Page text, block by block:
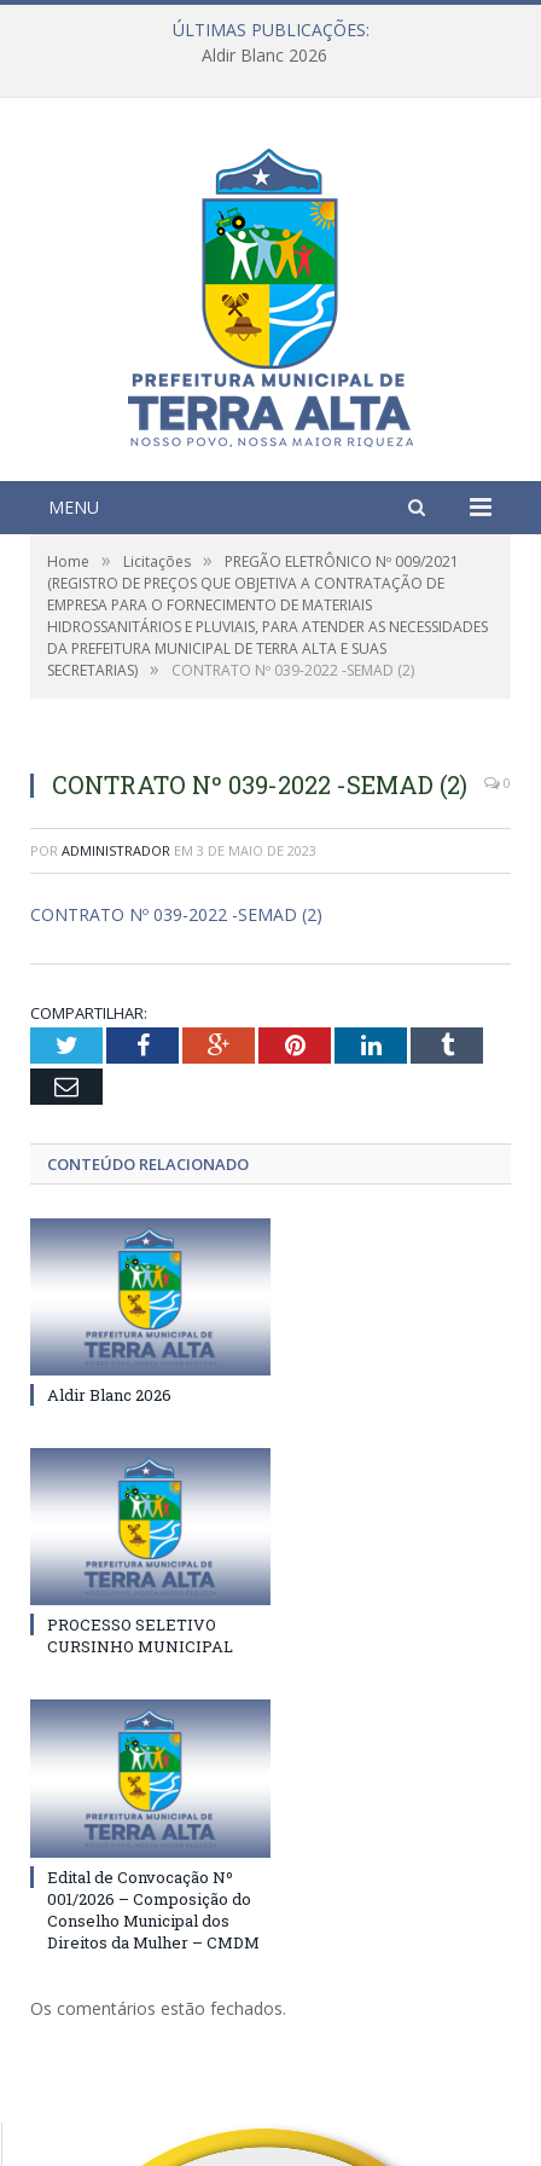
ÚLTIMAS PUBLICAÇÕES:
Aldir Blanc 2026
MENU
Home » Licitações »
PREGÃO ELETRÔNICO Nº 009/2021
(REGISTRO DE PREÇOS QUE OBJETIVA A CONTRATAÇÃO DE
EMPRESA PARA O FORNECIMENTO DE MATERIAIS
HIDROSSANITÁRIOS E PLUVIAIS, PARA ATENDER AS NECESSIDADES
DA PREFEITURA MUNICIPAL DE TERRA ALTA E SUAS
SECRETARIAS) » CONTRATO Nº 039-2022 -SEMAD (2)
CONTRATO Nº 039-2022 -SEMAD (2) 0
POR ADMINISTRADOR EM 3 DE MAIO DE 2023
CONTRATO Nº 039-2022 -SEMAD (2)
COMPARTILHAR:
TwitterFacebookGoogle+PinterestLinkedInTumblr
Email
CONTEÚDO RELACIONADO
Aldir Blanc 2026
PROCESSO SELETIVO
CURSINHO MUNICIPAL
Edital de Convocação Nº
001/2026 – Composição do
Conselho Municipal dos
Direitos da Mulher – CMDM
Os comentários estão fechados.